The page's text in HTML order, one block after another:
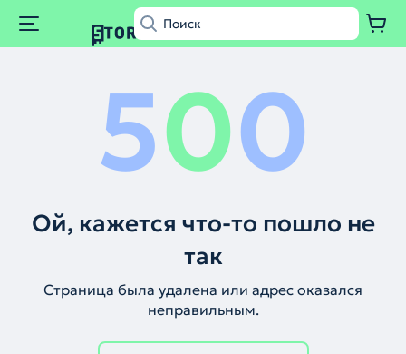
500
Ой, кажется что-то пошло не
так
Страница была удалена или адрес оказался
неправильным.